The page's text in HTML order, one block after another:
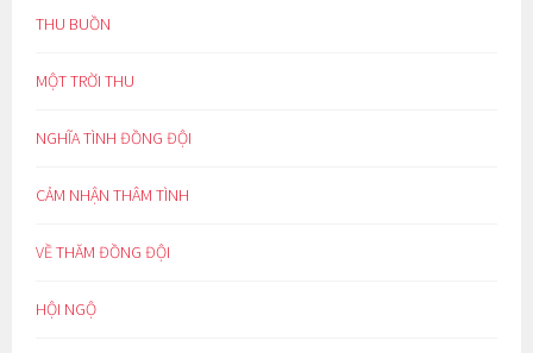
THU BUỒN
MỘT TRỜI THU
NGHĨA TÌNH ĐỒNG ĐỘI
CẢM NHẬN THÂM TÌNH
VỀ THĂM ĐỒNG ĐỘI
HỘI NGỘ